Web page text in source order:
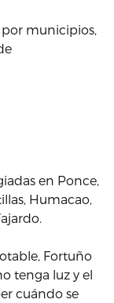
por municipios,
en Ponce,
Humacao,
Fortuño
tenga luz y el
cuándo se